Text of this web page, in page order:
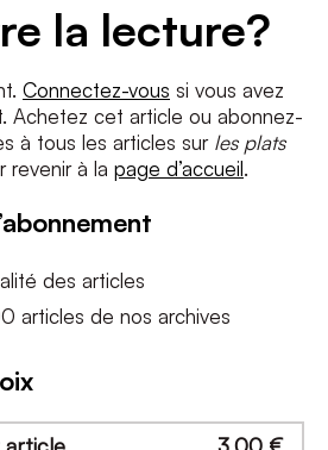
la lecture?
Connectez-vous si vous avez
Achetez cet article ou abonnez-
à tous les articles sur les plats
revenir à la page d’accueil.
des articles
articles de nos archives
etla politique de confidentialité
S'INSCRIRE